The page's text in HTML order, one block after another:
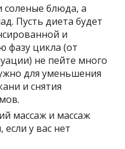
соленые блюда, а
Пусть диета будет
и
фазу цикла (от
не пейте много
для уменьшения
и снятия
массаж и массаж
у вас нет